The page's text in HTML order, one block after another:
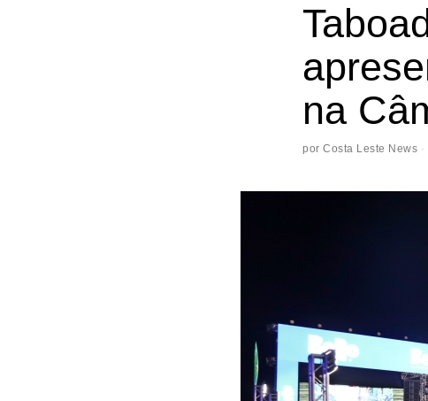
na
por Costa Leste News